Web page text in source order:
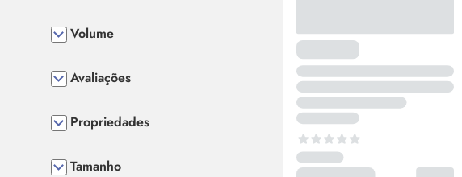
Volume
Avaliações
Propriedades
Tamanho